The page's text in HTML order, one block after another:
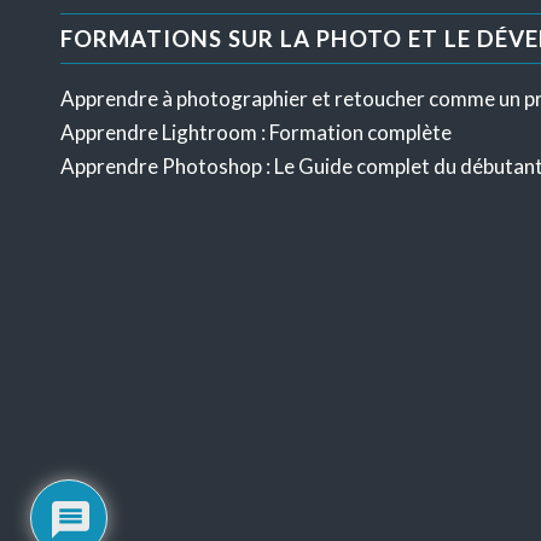
FORMATIONS SUR LA PHOTO ET LE
Apprendre à photographier et retoucher comme un
Apprendre Lightroom : Formation complète
Apprendre Photoshop : Le Guide complet du débutant